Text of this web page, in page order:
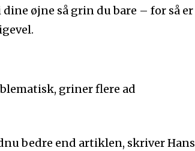
øjne så grin du bare – for så er
griner flere ad
bedre end artiklen, skriver Hans